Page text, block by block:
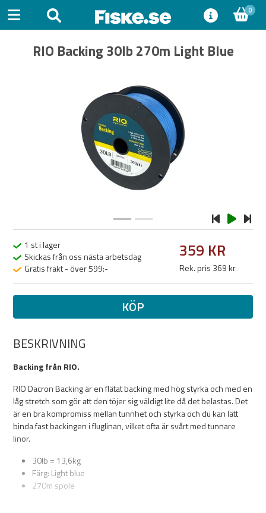
0
RIO Backing 30Ib 270m Light Blue
1 st i lager
Skickas från oss nästa arbetsdag
Gratis frakt - över 599:-
359 KR
Rek. pris 369 kr
KÖP
BESKRIVNING
Backing från RIO.
RIO Dacron Backing är en flätat backing med hög styrka och med en
låg stretch som gör att den töjer sig väldigt lite då det belastas. Det
är en bra kompromiss mellan tunnhet och styrka och du kan lätt
binda fast backingen i fluglinan, vilket ofta är svårt med tunnare
linor.
30lb = 13,6kg
Färg: Light blue
270m spole